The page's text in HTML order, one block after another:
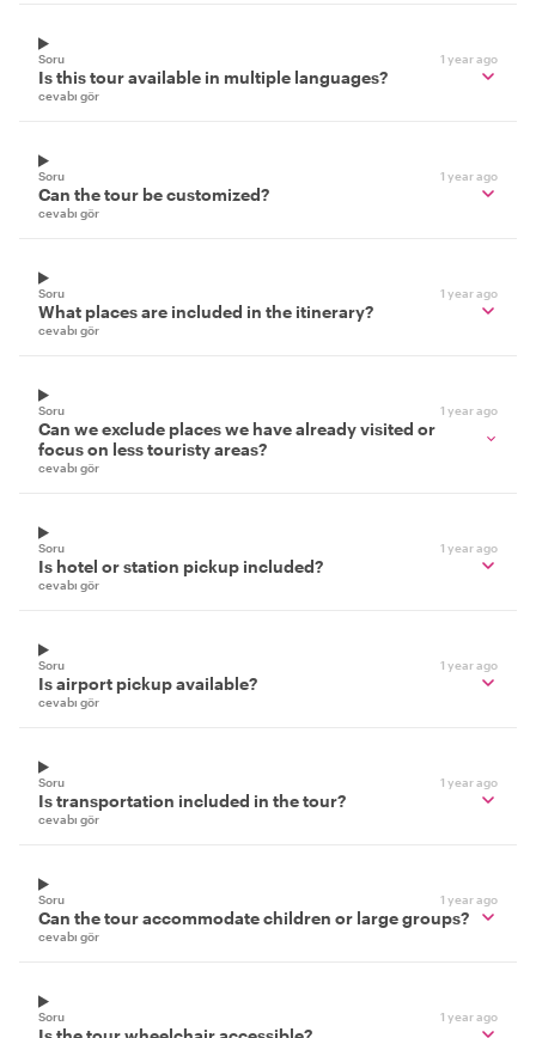
Soru 1 year ago
Is this tour available in multiple languages?
cevabı gör
Soru 1 year ago
Can the tour be customized?
cevabı gör
Soru 1 year ago
What places are included in the itinerary?
cevabı gör
Soru 1 year ago
Can we exclude places we have already visited or
focus on less touristy areas?
cevabı gör
Soru 1 year ago
Is hotel or station pickup included?
cevabı gör
Soru 1 year ago
Is airport pickup available?
cevabı gör
Soru 1 year ago
Is transportation included in the tour?
cevabı gör
Soru 1 year ago
Can the tour accommodate children or large groups?
cevabı gör
Soru 1 year ago